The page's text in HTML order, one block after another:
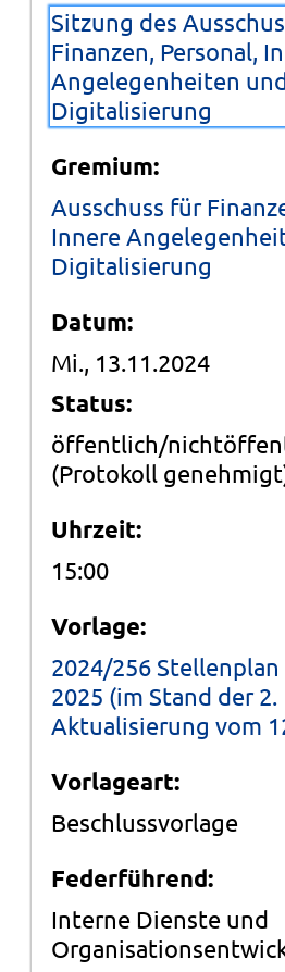
Sitzung des
Finanzen, Personal,
Angelegenheiten
Digitalisierung
Gremium:
Ausschuss für
Innere
Digitalisierung
Datum:
Mi., 13.11.2024
Status:
öffentlich/
(Protokoll
Uhrzeit:
15:00
Vorlage:
2024/256
2025 (im Stand der 2.
Aktualisierung vom
Vorlageart:
Beschlussvorlage
Federführend:
Interne Dienste und